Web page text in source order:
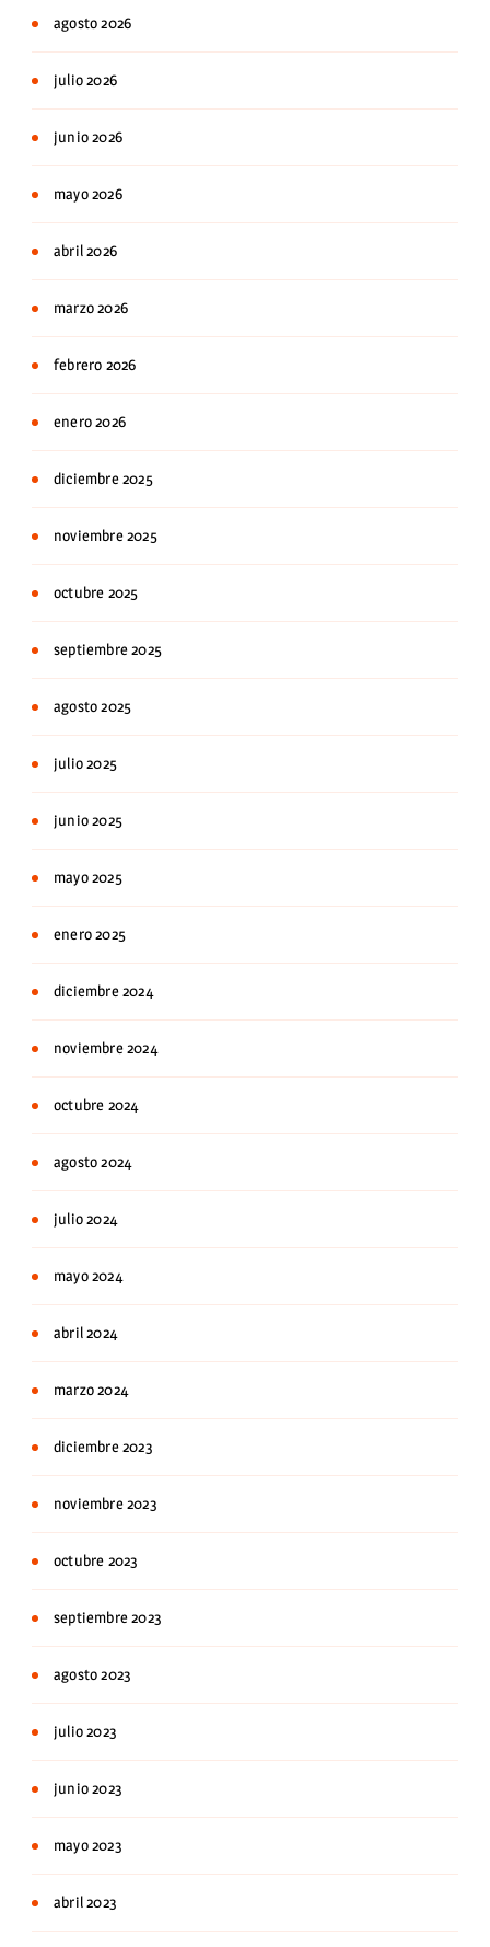
agosto 2026
julio 2026
junio 2026
mayo 2026
abril 2026
marzo 2026
febrero 2026
enero 2026
diciembre 2025
noviembre 2025
octubre 2025
septiembre 2025
agosto 2025
julio 2025
junio 2025
mayo 2025
enero 2025
diciembre 2024
noviembre 2024
octubre 2024
agosto 2024
julio 2024
mayo 2024
abril 2024
marzo 2024
diciembre 2023
noviembre 2023
octubre 2023
septiembre 2023
agosto 2023
julio 2023
junio 2023
mayo 2023
abril 2023